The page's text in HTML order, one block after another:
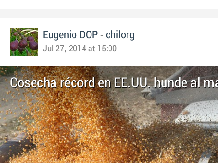
Eugenio DOP - chilorg
Jul 27, 2014 at 15:00
Cosecha récord en EE.UU. hunde al